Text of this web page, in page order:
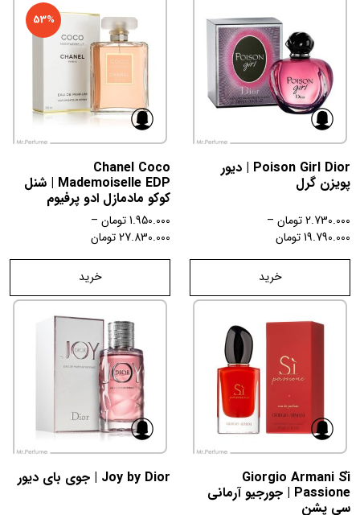
Poison Girl Dior | دیور
پویزن گرل
2.730.000تومان –
19.790.000تومان
خرید
53%
Chanel Coco
Mademoiselle EDP | شنل
کوکو مادمازل ادو پرفیوم
1.950.000تومان –
27.830.000تومان
خرید
Giorgio Armani Sì
Passione | جورجیو آرمانی
سی پشن
Joy by Dior | جوی بای دیور